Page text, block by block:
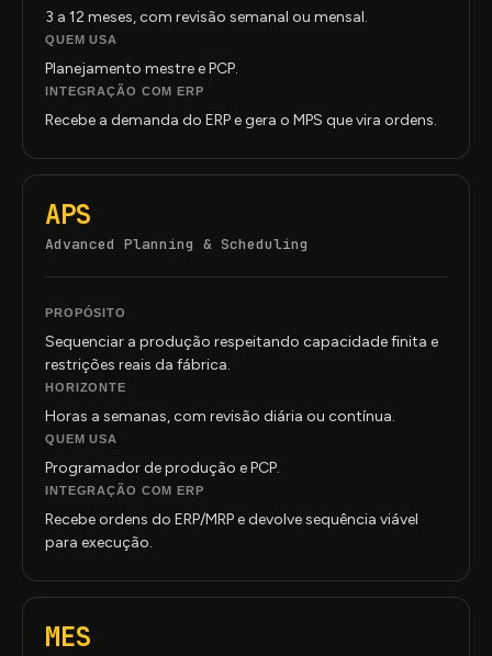
3 a 12 meses, com revisão semanal ou mensal.
QUEM USA
Planejamento mestre e PCP.
INTEGRAÇÃO COM ERP
Recebe a demanda do ERP e gera o MPS que vira ordens.
APS
Advanced Planning & Scheduling
PROPÓSITO
Sequenciar a produção respeitando capacidade finita e
restrições reais da fábrica.
HORIZONTE
Horas a semanas, com revisão diária ou contínua.
QUEM USA
Programador de produção e PCP.
INTEGRAÇÃO COM ERP
Recebe ordens do ERP/MRP e devolve sequência viável
para execução.
MES